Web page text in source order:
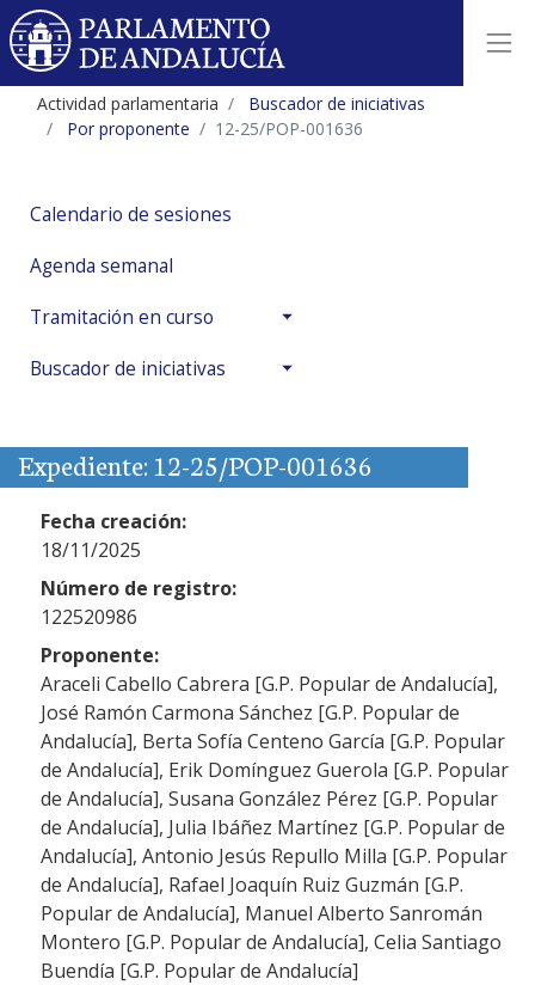
Actividad parlamentaria
Buscador de iniciativas
Por proponente
12-25/POP-001636
Calendario de sesiones
Agenda semanal
Tramitación en curso
Buscador de iniciativas
Expediente: 12-25/POP-001636
Fecha creación:
18/11/2025
Número de registro:
122520986
Proponente:
Araceli Cabello Cabrera [G.P. Popular de Andalucía],
José Ramón Carmona Sánchez [G.P. Popular de
Andalucía], Berta Sofía Centeno García [G.P. Popular
de Andalucía], Erik Domínguez Guerola [G.P. Popular
de Andalucía], Susana González Pérez [G.P. Popular
de Andalucía], Julia Ibáñez Martínez [G.P. Popular de
Andalucía], Antonio Jesús Repullo Milla [G.P. Popular
de Andalucía], Rafael Joaquín Ruiz Guzmán [G.P.
Popular de Andalucía], Manuel Alberto Sanromán
Montero [G.P. Popular de Andalucía], Celia Santiago
Buendía [G.P. Popular de Andalucía]